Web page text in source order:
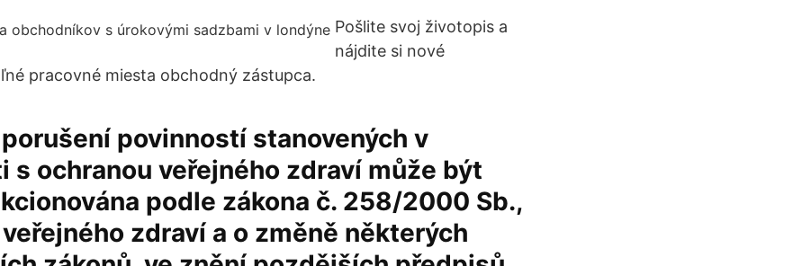
Pošlite svoj životopis a
nájdite si nové
pracovné miesta obchodný zástupca.
povinností stanovených v
s ochranou veřejného zdraví může být
podle zákona č. 258/2000 Sb.,
zdraví a o změně některých